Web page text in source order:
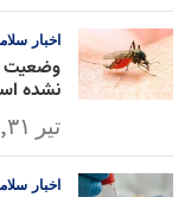
p
اخبار
وضعیت
نشده
تیر ۳۱, ۱۴۰۵
اخبار